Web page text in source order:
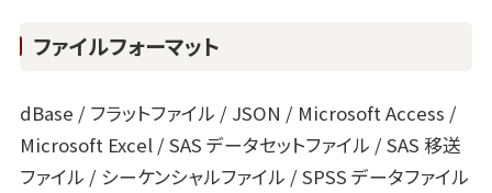
ファイルフォーマット
dBase / フラットファイル / JSON / Microsoft Access /
Microsoft Excel / SAS データセットファイル / SAS 移送
ファイル / シーケンシャルファイル / SPSS データファイル